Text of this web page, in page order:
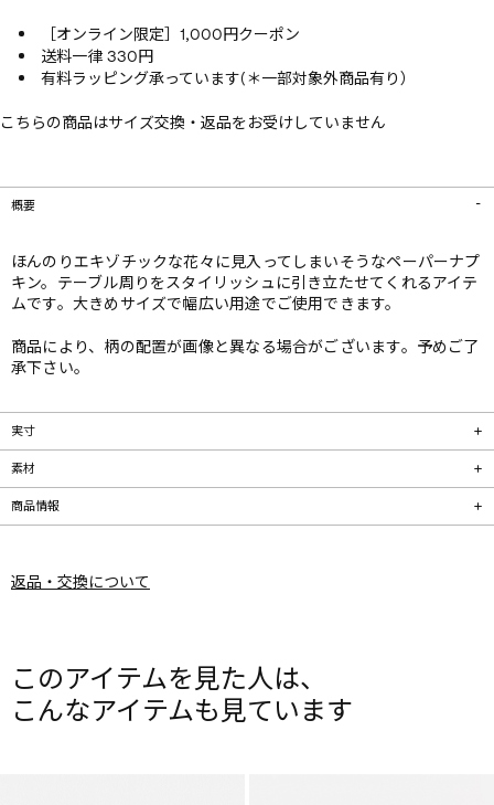
［オンライン限定］1,000円クーポン
送料一律 330円
有料ラッピング承っています(＊一部対象外商品有り）
こちらの商品はサイズ交換・返品をお受けしていません
概要
ほんのりエキゾチックな花々に見入ってしまいそうなペーパーナプ
キン。テーブル周りをスタイリッシュに引き立たせてくれるアイテ
ムです。大きめサイズで幅広い用途でご使用できます。
商品により、柄の配置が画像と異なる場合がございます。予めご了
承下さい。
実寸
素材
商品情報
返品・交換について
このアイテムを見た人は、
こんなアイテムも見ています